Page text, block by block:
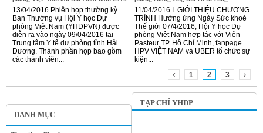
DANH MỤC
13/04/2016 Phiên họp thường kỳ
Ban Thường vụ Hội Y học Dự
phòng Việt Nam (YHDPVN) được
diễn ra vào ngày 09/04/2016 tại
Trung tâm Y tế dự phòng tỉnh Hải
Dương. Thành phần họp bao gồm
các thành viên...
11/04/2016 I. GIỚI THIỆU CHƯƠNG
TRÌNH Hưởng ứng Ngày Sức khoẻ
Thế giới 07/4/2016, Hội Y học Dự
phòng Việt Nam hợp tác với Viện
Pasteur TP. Hồ Chí Minh, fanpage
HPV VIỆT NAM và UBER tổ chức sự
kiện...
1
2 3
TẠP CHÍ YHDP